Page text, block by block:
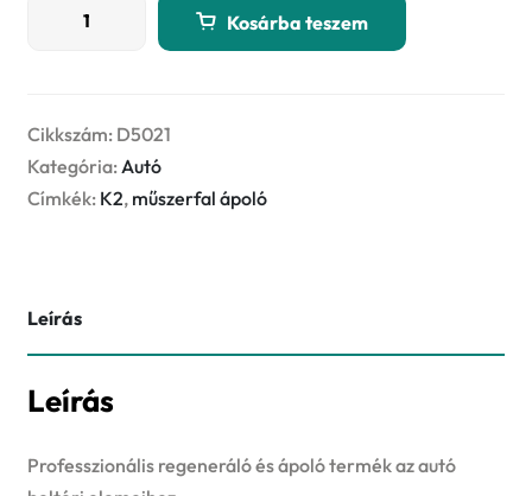
–
energy
fruit
mennyiség
Kosárba teszem
Cikkszám: D5021
Kategória: Autó
Címkék: K2, műszerfal ápoló
Leírás
Leírás
Professzionális regeneráló és ápoló termék az autó